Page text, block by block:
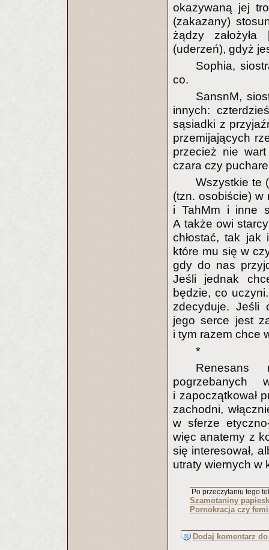
okazywaną jej
(zakazany)
żądzy
(uderzeń), gdyż
Sophia,
co.
SansnM,
innych:
sąsiadki z
przemijających
przecież nie
czara czy
Wszystkie te
(tzn. osobiście) w
i TahMm i inne
A także owi
chłostać, tak
które mu się w
gdy do nas
Jeśli jednak
będzie, co
zdecyduje. Jeśli
jego serce jest
i tym razem chce
*
Renesans
pogrzebanych
i zapoczątkował
zachodni,
w sferze
więc anatemy z
się interesował,
utraty wiernych w
Po przeczytaniu tego
Szamotaniny
Pornokracja czy
Dodaj komentarz